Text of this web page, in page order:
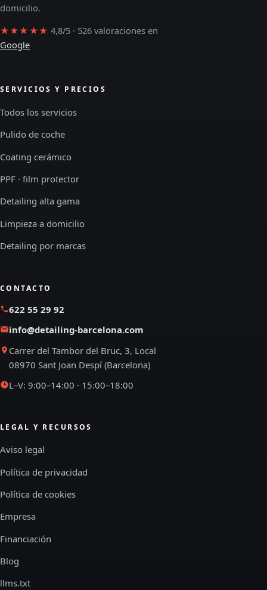
domicilio.
★★★★★ 4,8/5 · 526 valoraciones en
Google
SERVICIOS Y PRECIOS
Todos los servicios
Pulido de coche
Coating cerámico
PPF · film protector
Detailing alta gama
Limpieza a domicilio
Detailing por marcas
CONTACTO
622 55 29 92
info@detailing-barcelona.com
Carrer del Tambor del Bruc, 3, Local
08970 Sant Joan Despí (Barcelona)
L–V: 9:00–14:00 · 15:00–18:00
LEGAL Y RECURSOS
Aviso legal
Política de privacidad
Política de cookies
Empresa
Financiación
Blog
llms.txt